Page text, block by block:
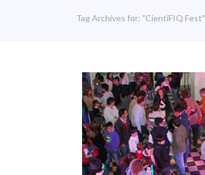
Tag Archives for: "CientiFIQ Fest"